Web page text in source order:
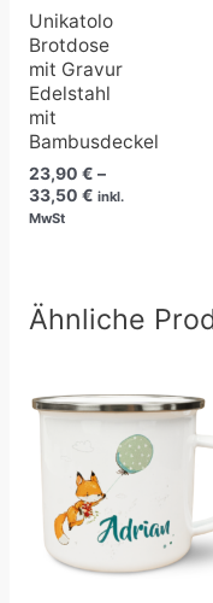
Unikatolo
Brotdose
mit Gravur
Edelstahl
mit
Bambusdeckel
23,90 € –
33,50 € inkl.
MwSt
Ähnliche